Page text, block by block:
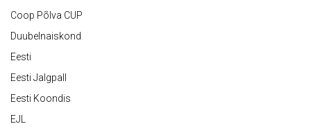
Coop Põlva CUP
Duubelnaiskond
Eesti
Eesti Jalgpall
Eesti Koondis
EJL